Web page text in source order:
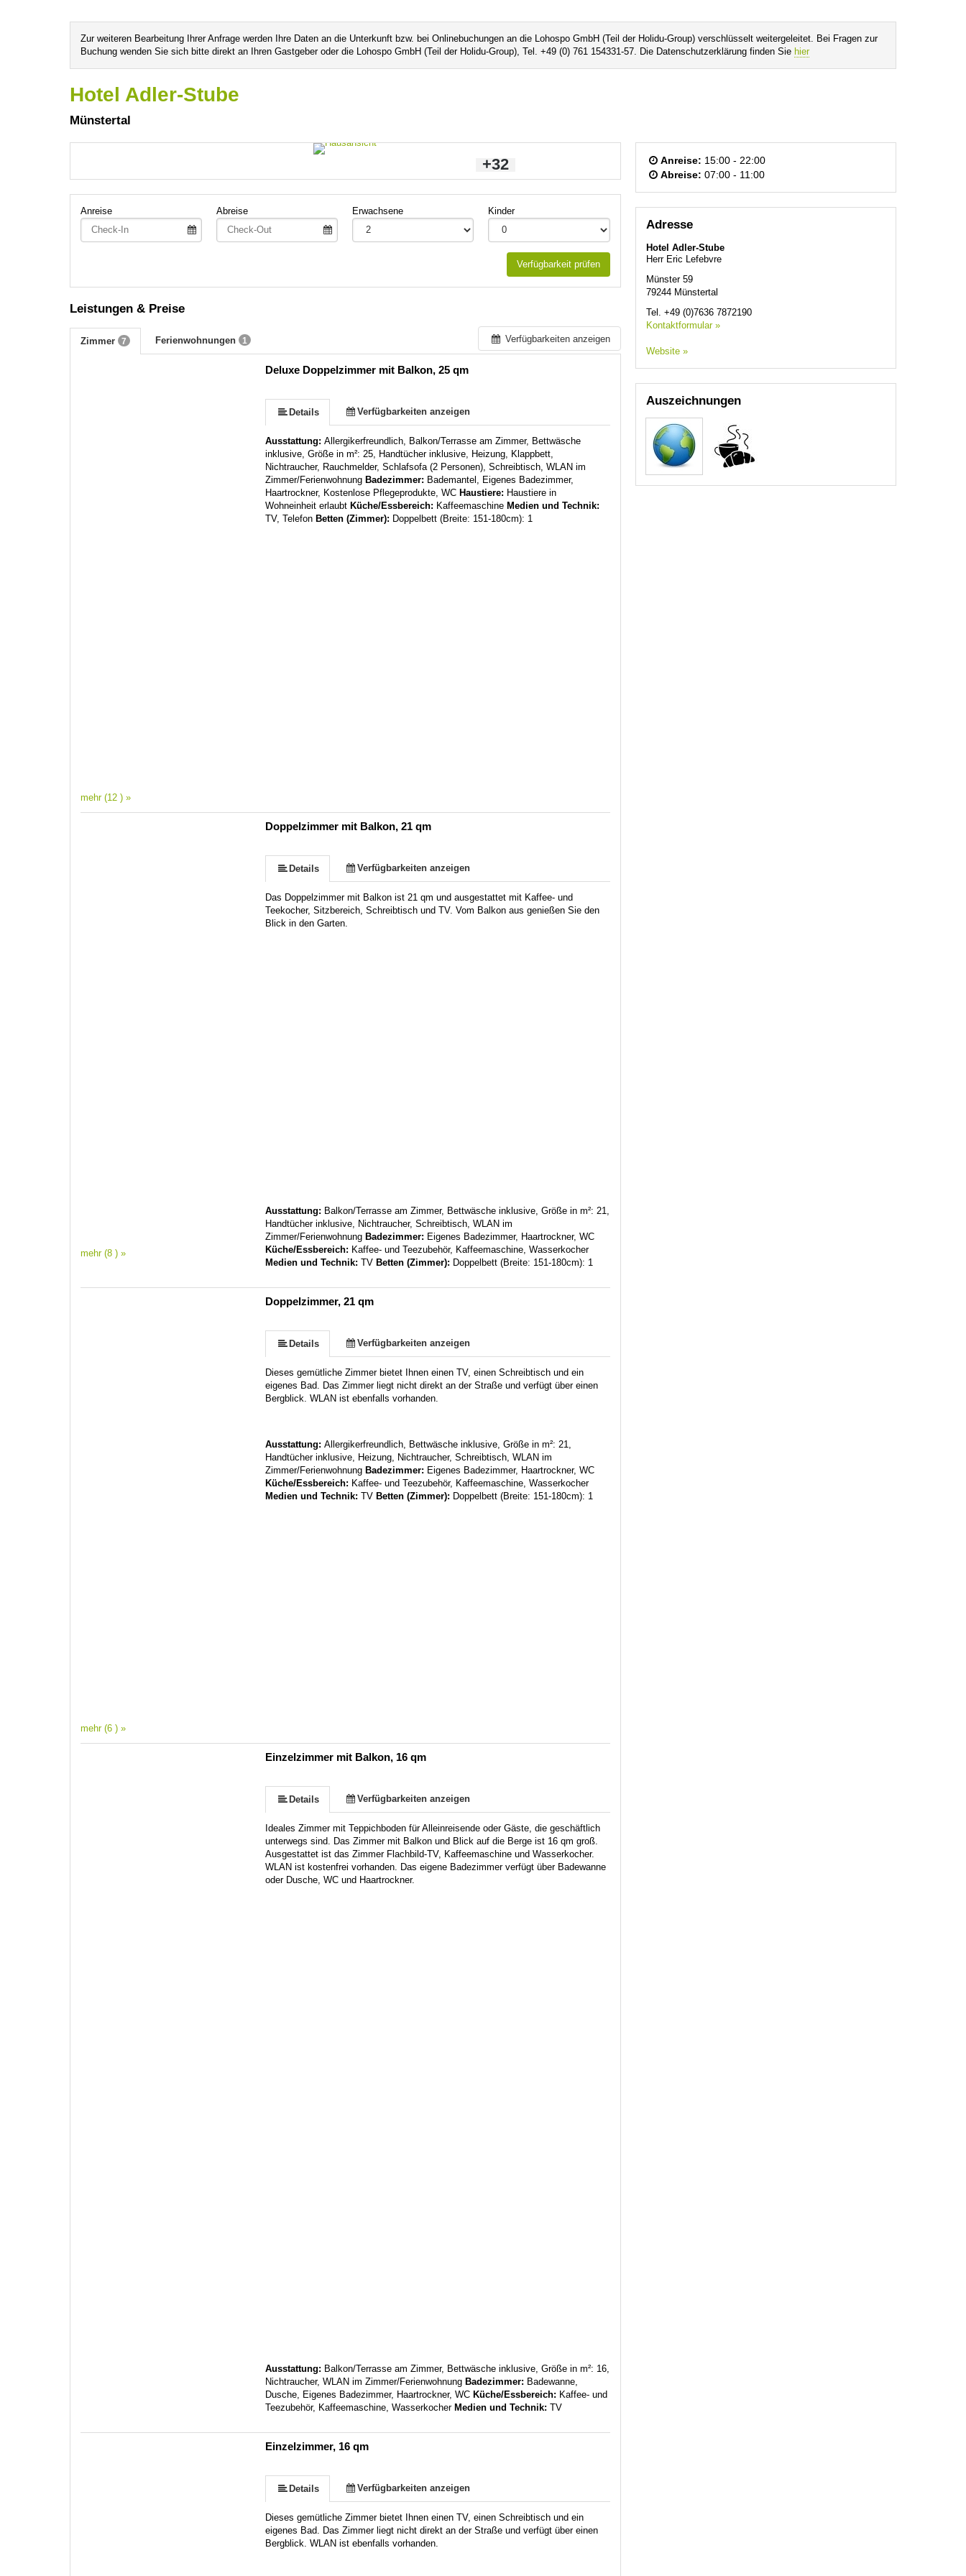
Zur weiteren Bearbeitung Ihrer Anfrage werden Ihre Daten an die Unterkunft bzw. bei Onlinebuchungen an die Lohospo GmbH (Teil der Holidu-Group) verschlüsselt weitergeleitet. Bei Fragen zur
Buchung wenden Sie sich bitte direkt an Ihren Gastgeber oder die Lohospo GmbH (Teil der Holidu-Group), Tel. +49 (0) 761 154331-57. Die Datenschutzerklärung finden Sie hier
Hotel Adler-Stube
Münstertal
+32
Anreise Abreise Erwachsene Kinder
Verfügbarkeit prüfen
Verfügbarkeiten anzeigen
Leistungen & Preise
Zimmer 7 Ferienwohnungen 1
mehr (12 ) »
Deluxe Doppelzimmer mit Balkon, 25 qm
Details Verfügbarkeiten anzeigen
Ausstattung:Allergikerfreundlich, Balkon/Terrasse am Zimmer, Bettwäsche
inklusive, Größe in m²: 25, Handtücher inklusive, Heizung, Klappbett,
Nichtraucher, Rauchmelder, Schlafsofa (2 Personen), Schreibtisch, WLAN im
Zimmer/Ferienwohnung Badezimmer: Bademantel, Eigenes Badezimmer,
Haartrockner, Kostenlose Pflegeprodukte, WC Haustiere: Haustiere in
Wohneinheit erlaubt Küche/Essbereich: Kaffeemaschine Medien und Technik:
TV, Telefon Betten (Zimmer): Doppelbett (Breite: 151-180cm): 1
mehr (8 ) »
Doppelzimmer mit Balkon, 21 qm
Details Verfügbarkeiten anzeigen
Das Doppelzimmer mit Balkon ist 21 qm und ausgestattet mit Kaffee- und
Teekocher, Sitzbereich, Schreibtisch und TV. Vom Balkon aus genießen Sie den
Blick in den Garten.
Ausstattung: Balkon/Terrasse am Zimmer, Bettwäsche inklusive, Größe in m²: 21,
Handtücher inklusive, Nichtraucher, Schreibtisch, WLAN im
Zimmer/Ferienwohnung Badezimmer: Eigenes Badezimmer, Haartrockner, WC
Küche/Essbereich: Kaffee- und Teezubehör, Kaffeemaschine, Wasserkocher
Medien und Technik:TV Betten (Zimmer): Doppelbett (Breite: 151-180cm): 1
mehr (6 ) »
Doppelzimmer, 21 qm
Details Verfügbarkeiten anzeigen
Dieses gemütliche Zimmer bietet Ihnen einen TV, einen Schreibtisch und ein
eigenes Bad. Das Zimmer liegt nicht direkt an der Straße und verfügt über einen
Bergblick. WLAN ist ebenfalls vorhanden.
Ausstattung:Allergikerfreundlich, Bettwäsche inklusive, Größe in m²: 21,
Handtücher inklusive, Heizung, Nichtraucher, Schreibtisch, WLAN im
Zimmer/Ferienwohnung Badezimmer: Eigenes Badezimmer, Haartrockner, WC
Küche/Essbereich: Kaffee- und Teezubehör, Kaffeemaschine, Wasserkocher
Medien und Technik:TV Betten (Zimmer): Doppelbett (Breite: 151-180cm): 1
Einzelzimmer mit Balkon, 16 qm
Details Verfügbarkeiten anzeigen
Ideales Zimmer mit Teppichboden für Alleinreisende oder Gäste, die geschäftlich
unterwegs sind. Das Zimmer mit Balkon und Blick auf die Berge ist 16 qm groß.
Ausgestattet ist das Zimmer Flachbild-TV, Kaffeemaschine und Wasserkocher.
WLAN ist kostenfrei vorhanden. Das eigene Badezimmer verfügt über Badewanne
oder Dusche, WC und Haartrockner.
Ausstattung: Balkon/Terrasse am Zimmer, Bettwäsche inklusive, Größe in m²: 16,
Nichtraucher, WLAN im Zimmer/Ferienwohnung Badezimmer: Badewanne,
Dusche, Eigenes Badezimmer, Haartrockner, WC Küche/Essbereich: Kaffee- und
Teezubehör, Kaffeemaschine, WasserkocherMedien und Technik:TV
Einzelzimmer, 16 qm
Details Verfügbarkeiten anzeigen
Dieses gemütliche Zimmer bietet Ihnen einen TV, einen Schreibtisch und ein
eigenes Bad. Das Zimmer liegt nicht direkt an der Straße und verfügt über einen
Bergblick. WLAN ist ebenfalls vorhanden.
Anreise: 15:00 - 22:00
Abreise: 07:00 - 11:00
Adresse
Hotel Adler-Stube
Herr Eric Lefebvre
Münster 59
79244 Münstertal
Tel. +49 (0)7636 7872190
Kontaktformular »
Website »
Auszeichnungen